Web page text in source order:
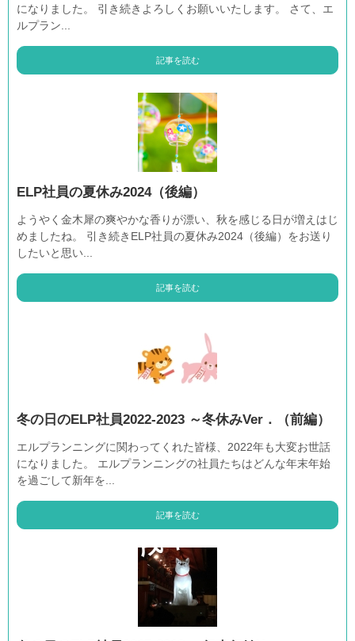
になりました。 引き続きよろしくお願いいたします。 さて、エ
ルプラン...
記事を読む
ELP社員の夏休み2024（後編）
ようやく金木犀の爽やかな香りが漂い、秋を感じる日が増えはじ
めましたね。 引き続きELP社員の夏休み2024（後編）をお送り
したいと思い...
記事を読む
冬の日のELP社員2022-2023 ～冬休みVer．（前編）
エルプランニングに関わってくれた皆様、2022年も大変お世話
になりました。 エルプランニングの社員たちはどんな年末年始
を過ごして新年を...
記事を読む